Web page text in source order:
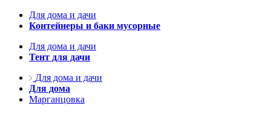
Для дома и дачи
Контейнеры и баки мусорные
Для дома и дачи
Тент для дачи
Для дома и дачи
Для дома
Марганцовка